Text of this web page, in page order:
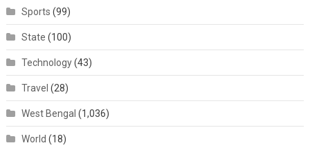
Sports (99)
State (100)
Technology(43)
Travel (28)
West Bengal (1,036)
World (18)